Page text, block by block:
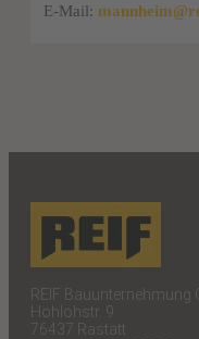
E-Mail:
REIF Bauunternehmung
Hohlohstr. 9
76437 Rastatt